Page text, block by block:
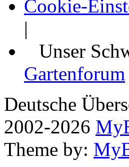
Cookie-
|
Unser
Gartenforum
Deutsche
2002-2026
Theme by: